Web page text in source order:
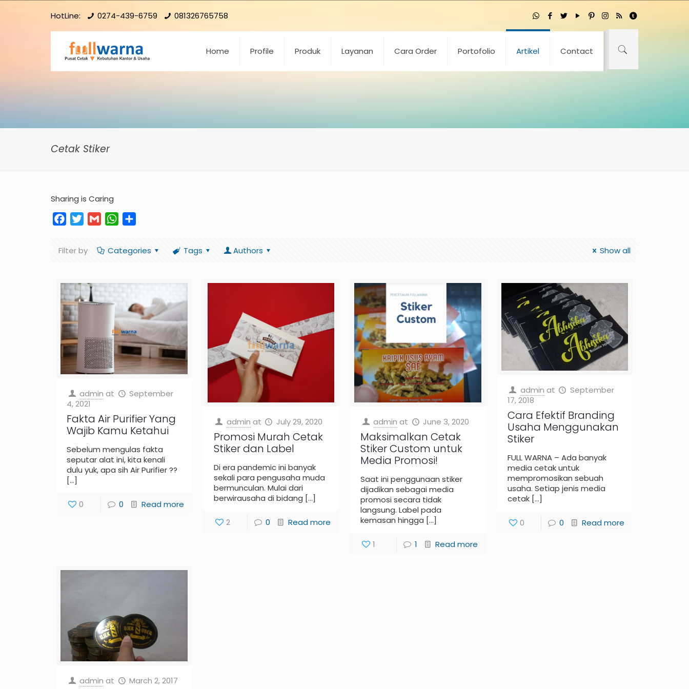
HotLine: 0274-439-6759 081326765758
Home Profile Produk Layanan Cara Order Portofolio Artikel Contact
Cetak Stiker
Sharing is Caring
FacebookTwitterGmail WhatsApp
Filter by Categories Tags Authors Show all
admin at
September
4, 2021
Fakta Air Purifier Yang
Wajib Kamu Ketahui
Sebelum mengulas fakta
seputar alat ini, kita kenali
dulu yuk, apa sih Air Purifier ??
[…]
0 0 Read more
admin at July 29, 2020
Promosi Murah Cetak
Stiker dan Label
Di era pandemic ini banyak
sekali para pengusaha muda
bermunculan. Mulai dari
berwirausaha di bidang […]
2 0 Read more
admin at June 3, 2020
Maksimalkan Cetak
Stiker Custom untuk
Media Promosi!
Saat ini penggunaan stiker
dijadikan sebagai media
promosi secara tidak
langsung. Label pada
kemasan hingga […]
1 1 Read more
admin at
September
17, 2018
Cara Efektif Branding
Usaha Menggunakan
Stiker
FULL WARNA – Ada banyak
media cetak untuk
mempromosikan sebuah
usaha. Setiap jenis media
cetak[…]
0 0 Read more
admin at March 2, 2017